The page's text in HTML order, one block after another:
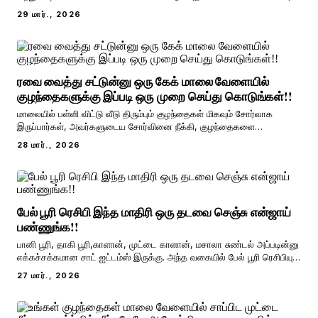
காலிஃப்ளவர் பக்கோடா, சிக்கன் பக்கோடா, முந்திரி பக்கோடா, இறால்
பக்கோடா, பன்னீர் பக்கோடா, மற்றும் உருளைக்கிழங்கு பக்கோடா மிகவும்
29 மார்., 2026
ரவை வைத்து சட்டுன்னு ஒரு கேக் மாலை வேளையில்
குழந்தைகளுக்கு இப்படி ஒரு முறை செய்து கொடுங்கள்!!
மாலையில் பள்ளி விட்டு வீடு திரும்பும் குழந்தைகள் மிகவும் சோர்வாக
இருப்பார்கள், அவர்களுடைய சோர்வினை நீக்கி, குழந்தைகளை
உற்சாகப்படுத்த மாலை நேரங்களில் குழந்தைகளுக்கு தினமொரு சுவையான
ஸ்நாக்ஸ் செய்து கொடுக்கலாம். ஒரே விதமாக நம்முடைய கை முறுக்கு,
28 மார்., 2026
பேல் பூரி ரெசிபி இந்த மாதிரி ஒரு தடவை செஞ்சு என்ஜாய்
பண்ணுங்க!!
பானி பூரி, தாகி பூரி,காளான், முட்டை காளான், மசாலா சுண்டல் அப்படின்னு
எக்கச்சக்கமான சாட் ஐட்டம்ஸ் இருக்கு. அந்த வகையில் பேல் பூரி ரெசிபியும்
ஒரு சிலருக்கு ரொம்ப ரொம்ப பிடிக்கும். இந்த பேல் பூரி ரெசிபி சாப்பிடணும்
போல ஆசையா இருந்துச்சுன்னா இனிமேல் நீங்க கடையில போய் சாப்பிட
27 மார்., 2026